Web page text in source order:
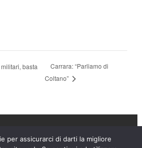
basta
Carrara: “Parliamo di
Coltano”
per assicurarci di darti la migliore